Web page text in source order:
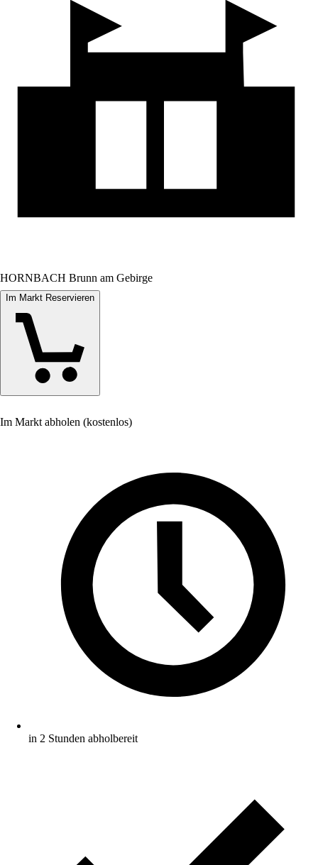
HORNBACH Brunn am Gebirge
Im Markt Reservieren
Im Markt abholen (kostenlos)
in 2 Stunden abholbereit